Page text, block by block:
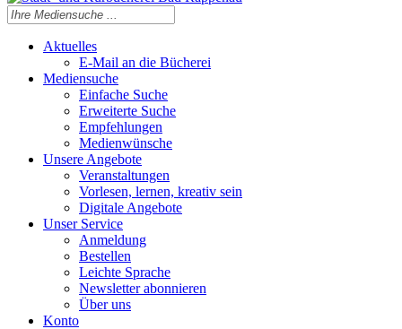
Aktuelles
E-Mail an die Bücherei
Mediensuche
Einfache Suche
Erweiterte Suche
Empfehlungen
Medienwünsche
Unsere Angebote
Veranstaltungen
Vorlesen, lernen, kreativ sein
Digitale Angebote
Unser Service
Anmeldung
Bestellen
Leichte Sprache
Newsletter abonnieren
Über uns
Konto